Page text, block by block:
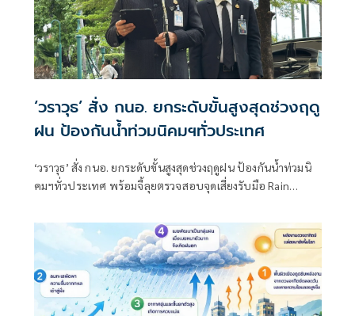
‘วราวุธ’ สั่ง กนอ. ยกระดับขั้นสูงสุดช่วงฤดู
ฝน ป้องกันน้ำท่วมนิคมฯทั่วประเทศ
‘วราวุธ’ สั่ง กนอ. ยกระดับขั้นสูงสุดช่วงฤดูฝน ป้องกันน้ำท่วมนิ
คมฯทั่วประเทศ พร้อมจี้ลุยตรวจสอบจุดเสี่ยงรับมือ Rain
ยาวถึงปี 70